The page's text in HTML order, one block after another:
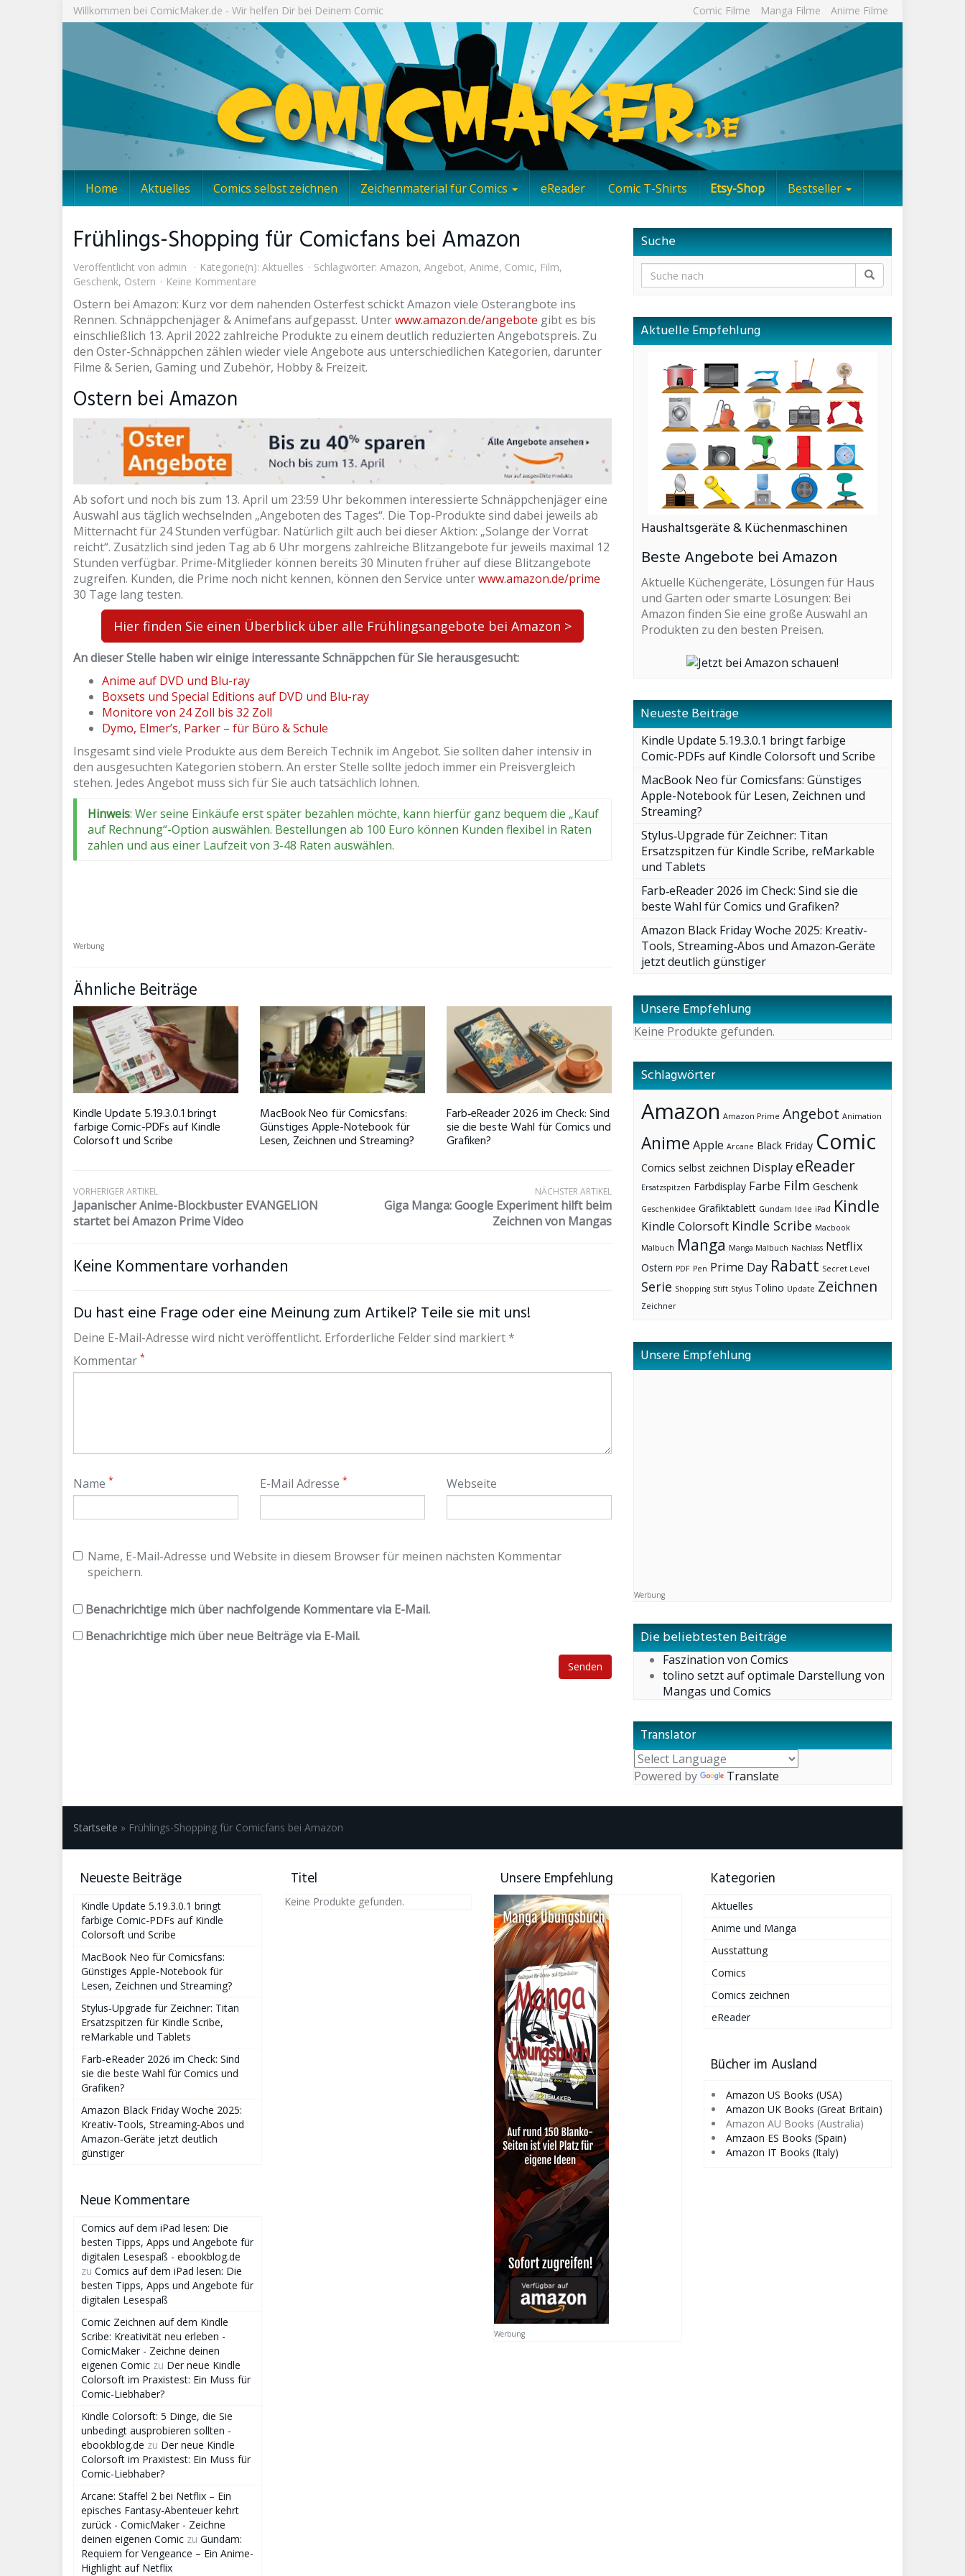
Willkommen bei ComicMaker.de - Wir helfen Dir bei Deinem Comic Comic Filme Manga Filme Anime Filme
Home Aktuelles Comics selbst zeichnen Zeichenmaterial für Comics eReader Comic T-Shirts Etsy-Shop Bestseller
Frühlings-Shopping für Comicfans bei Amazon
Veröffentlicht von admin Kategorie(n): Aktuelles Schlagwörter: Amazon, Angebot, Anime, Comic, Film,
Geschenk, Ostern Keine Kommentare
Ostern bei Amazon: Kurz vor dem nahenden Osterfest schickt Amazon viele Osterangbote ins
Rennen. Schnäppchenjäger & Animefans aufgepasst. Unterwww.amazon.de/angebote gibt es bis
einschließlich 13. April 2022 zahlreiche Produkte zu einem deutlich reduzierten Angebotspreis. Zu
den Oster-Schnäppchen zählen wieder viele Angebote aus unterschiedlichen Kategorien, darunter
Filme & Serien, Gaming und Zubehör, Hobby & Freizeit.
Ostern bei Amazon
Ab sofort und noch bis zum 13. April um 23:59 Uhr bekommen interessierte Schnäppchenjäger eine
Auswahl aus täglich wechselnden „Angeboten des Tages“. Die Top-Produkte sind dabei jeweils ab
Mitternacht für 24 Stunden verfügbar. Natürlich gilt auch bei dieser Aktion: „Solange der Vorrat
reicht“. Zusätzlich sind jeden Tag ab 6 Uhr morgens zahlreiche Blitzangebote für jeweils maximal 12
Stunden verfügbar. Prime-Mitglieder können bereits 30 Minuten früher auf diese Blitzangebote
zugreifen. Kunden, die Prime noch nicht kennen, können den Service unterwww.amazon.de/prime
30 Tage lang testen.
Hier finden Sie einen Überblick über alle Frühlingsangebote bei Amazon >
An dieser Stelle haben wir einige interessante Schnäppchen für Sie herausgesucht:
Anime auf DVD und Blu-ray
Boxsets und Special Editions auf DVD und Blu-ray
Monitore von 24 Zoll bis 32 Zoll
Dymo, Elmer’s, Parker – für Büro & Schule
Insgesamt sind viele Produkte aus dem Bereich Technik im Angebot. Sie sollten daher intensiv in
den ausgesuchten Kategorien stöbern. An erster Stelle sollte jedoch immer ein Preisvergleich
stehen. Jedes Angebot muss sich für Sie auch tatsächlich lohnen.
Hinweis: Wer seine Einkäufe erst später bezahlen möchte, kann hierfür ganz bequem die „Kauf
auf Rechnung“-Option auswählen. Bestellungen ab 100 Euro können Kunden flexibel in Raten
zahlen und aus einer Laufzeit von 3-48 Raten auswählen.
Werbung
Ähnliche Beiträge
Kindle Update 5.19.3.0.1 bringt
farbige Comic-PDFs auf Kindle
Colorsoft und Scribe
MacBook Neo für Comicsfans:
Günstiges Apple-Notebook für
Lesen, Zeichnen und Streaming?
Farb‑eReader 2026 im Check: Sind
sie die beste Wahl für Comics und
Grafiken?
VORHERIGER ARTIKEL
Japanischer Anime-Blockbuster EVANGELION
startet bei Amazon Prime Video
NÄCHSTER ARTIKEL
Giga Manga: Google Experiment hilft beim
Zeichnen von Mangas
Keine Kommentare vorhanden
Du hast eine Frage oder eine Meinung zum Artikel? Teile sie mit uns!
Deine E-Mail-Adresse wird nicht veröffentlicht. Erforderliche Felder sind markiert *
Kommentar *
Name * E-Mail Adresse * Webseite
Name, E-Mail-Adresse und Website in diesem Browser für meinen nächsten Kommentar
speichern.
Benachrichtige mich über nachfolgende Kommentare via E-Mail.
Benachrichtige mich über neue Beiträge via E-Mail.
Suche
Aktuelle Empfehlung
Haushaltsgeräte & Küchenmaschinen
Beste Angebote bei Amazon
Aktuelle Küchengeräte, Lösungen für Haus
und Garten oder smarte Lösungen: Bei
Amazon finden Sie eine große Auswahl an
Produkten zu den besten Preisen.
Neueste Beiträge
Kindle Update 5.19.3.0.1 bringt farbige
Comic-PDFs auf Kindle Colorsoft und Scribe
MacBook Neo für Comicsfans: Günstiges
Apple-Notebook für Lesen, Zeichnen und
Streaming?
Stylus‑Upgrade für Zeichner: Titan
Ersatzspitzen für Kindle Scribe, reMarkable
und Tablets
Farb‑eReader 2026 im Check: Sind sie die
beste Wahl für Comics und Grafiken?
Amazon Black Friday Woche 2025: Kreativ-
Tools, Streaming‑Abos und Amazon‑Geräte
jetzt deutlich günstiger
Unsere Empfehlung
Keine Produkte gefunden.
Schlagwörter
Amazon Amazon Prime Angebot Animation
Anime Apple Arcane Black Friday Comic
Comics selbst zeichnen Display eReader
Ersatzspitzen Farbdisplay Farbe Film Geschenk
Geschenkidee Grafiktablett Gundam Idee iPad Kindle
Kindle Colorsoft Kindle Scribe Macbook
Malbuch Manga Manga Malbuch Nachlass Netflix
Ostern PDF Pen Prime Day Rabatt Secret Level
Serie Shopping Stift Stylus Tolino Update Zeichnen
Zeichner
Unsere Empfehlung
Werbung
Die beliebtesten Beiträge
Faszination von Comics
tolino setzt auf optimale Darstellung von
Mangas und Comics
Translator
Powered by Translate
Startseite » Frühlings-Shopping für Comicfans bei Amazon
Neueste Beiträge
Kindle Update 5.19.3.0.1 bringt
farbige Comic-PDFs auf Kindle
Colorsoft und Scribe
MacBook Neo für Comicsfans:
Günstiges Apple-Notebook für
Lesen, Zeichnen und Streaming?
Stylus‑Upgrade für Zeichner: Titan
Ersatzspitzen für Kindle Scribe,
reMarkable und Tablets
Farb‑eReader 2026 im Check: Sind
sie die beste Wahl für Comics und
Grafiken?
Amazon Black Friday Woche 2025:
Kreativ-Tools, Streaming‑Abos und
Amazon‑Geräte jetzt deutlich
günstiger
Neue Kommentare
Comics auf dem iPad lesen: Die
besten Tipps, Apps und Angebote für
digitalen Lesespaß - ebookblog.de
zu Comics auf dem iPad lesen: Die
besten Tipps, Apps und Angebote für
digitalen Lesespaß
Comic Zeichnen auf dem Kindle
Scribe: Kreativität neu erleben -
ComicMaker - Zeichne deinen
eigenen Comic zu Der neue Kindle
Colorsoft im Praxistest: Ein Muss für
Comic-Liebhaber?
Kindle Colorsoft: 5 Dinge, die Sie
unbedingt ausprobieren sollten -
ebookblog.de zu Der neue Kindle
Colorsoft im Praxistest: Ein Muss für
Comic-Liebhaber?
Arcane: Staffel 2 bei Netflix – Ein
episches Fantasy-Abenteuer kehrt
zurück - ComicMaker - Zeichne
deinen eigenen Comic zu Gundam:
Requiem for Vengeance – Ein Anime-
Highlight auf Netflix
Titel
Keine Produkte gefunden.
Unsere Empfehlung
Werbung
Kategorien
Aktuelles
Anime und Manga
Ausstattung
Comics
Comics zeichnen
eReader
Bücher im Ausland
Amazon US Books (USA)
Amazon UK Books (Great Britain)
Amazon AU Books (Australia)
Amzaon ES Books (Spain)
Amazon IT Books (Italy)